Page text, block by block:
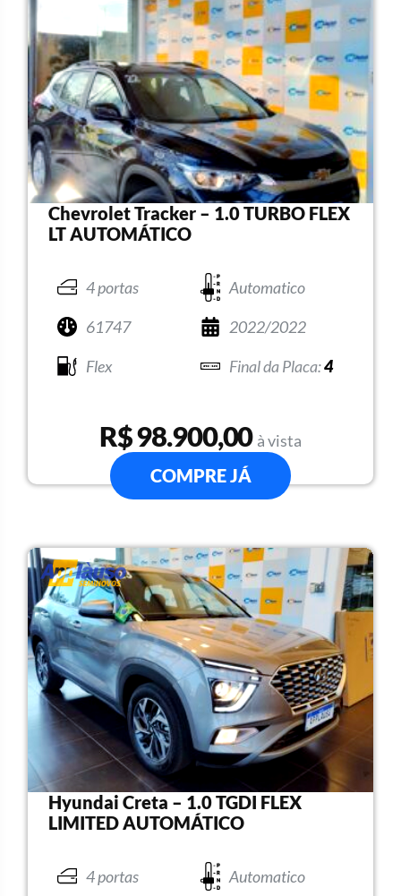
Chevrolet Tracker – 1.0 TURBO FLEX
LT AUTOMÁTICO
4 portas
Automatico
61747
2022/2022
Flex
4
R$ 98.900,00 à vista
COMPRE JÁ
Hyundai Creta – 1.0 TGDI FLEX
LIMITED AUTOMÁTICO
4 portas
Automatico